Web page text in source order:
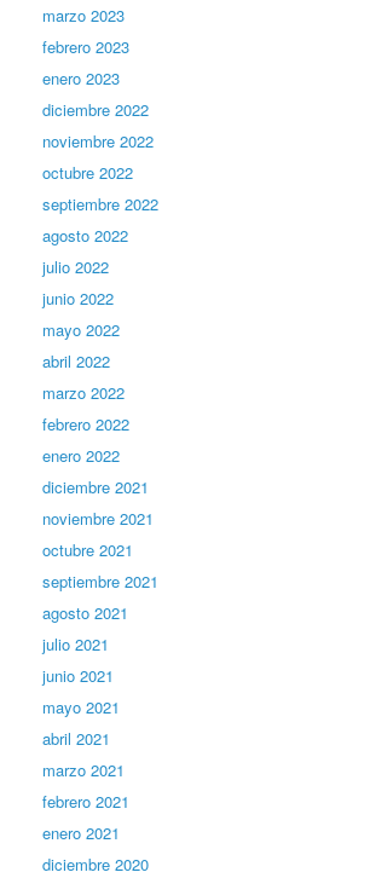
marzo 2023
febrero 2023
enero 2023
diciembre 2022
noviembre 2022
octubre 2022
septiembre 2022
agosto 2022
julio 2022
junio 2022
mayo 2022
abril 2022
marzo 2022
febrero 2022
enero 2022
diciembre 2021
noviembre 2021
octubre 2021
septiembre 2021
agosto 2021
julio 2021
junio 2021
mayo 2021
abril 2021
marzo 2021
febrero 2021
enero 2021
diciembre 2020